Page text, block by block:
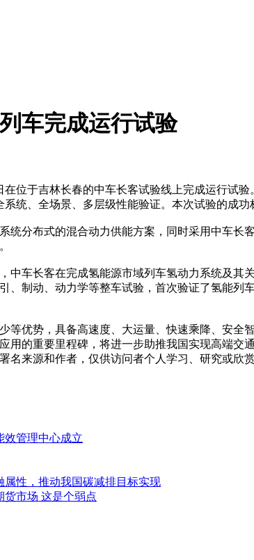
车完成运行试验
位于吉林长春的中车长客试验线上完成运行试
统、全场景、多层级性能验证。本次试验的成
统分布式的混合动力供能方案，同时采用中车
中车长客在完成氢能源市域列车氢动力系统及
、制动、动力学等整车试验，首次验证了氢能
等优势，具备高速度、大运量、快速乘降、安全
的重要里程碑，将进一步助推我国实现高端交
名来源和作者，仅供访问者个人学习、研究或欣
管理中心成立
性，推动我国碳减排目标实现
货市场 这是个弱点